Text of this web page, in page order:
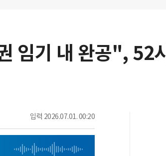
임기 내 완공", 52
입력 2026.07.01. 00:20